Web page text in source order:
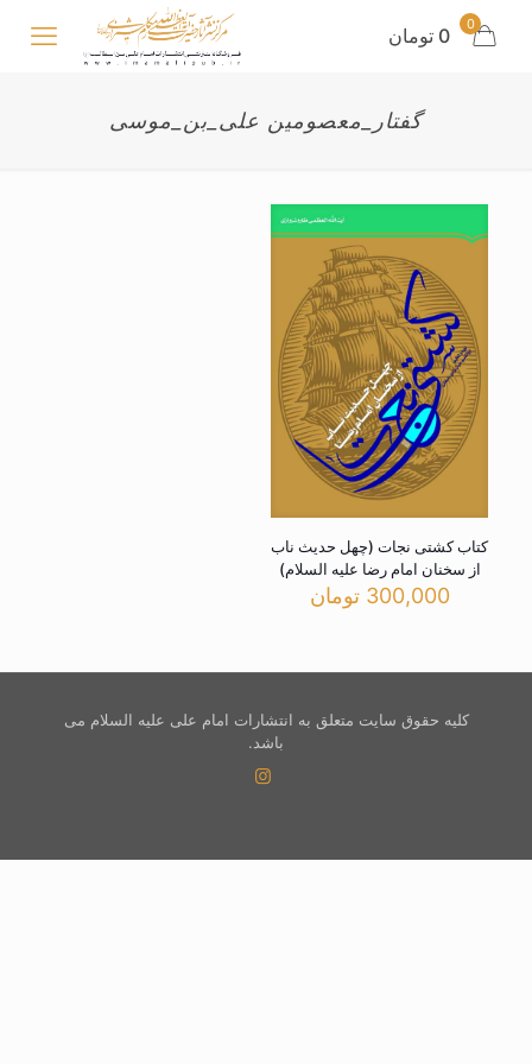
0 0 تومان
گفتار_معصومین علی_بن_موسی
کتاب کشتی نجات (چهل حدیث ناب
از سخنان امام رضا علیه السلام)
300,000 تومان
کلیه حقوق سایت متعلق به انتشارات امام علی علیه السلام می
باشد.